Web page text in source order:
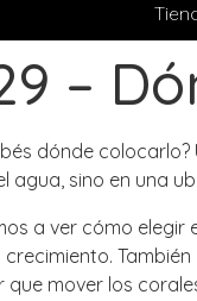
–
dónde
agua, sino en una
a ver cómo
mover los